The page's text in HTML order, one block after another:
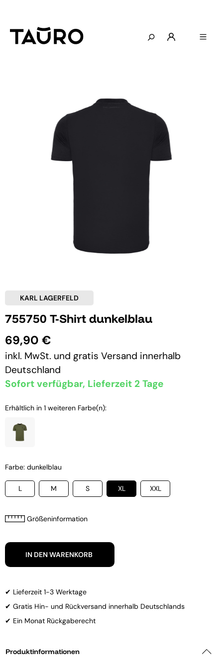
KARL LAGERFELD
755750 T-Shirt dunkelblau
69,90 €
inkl. MwSt. und gratis Versand innerhalb
Deutschland
Sofort verfügbar, Lieferzeit 2 Tage
Erhältlich in 1 weiteren Farbe(n):
Farbe: dunkelblau
L M S XL XXL
Größeninformation
IN DEN WARENKORB
✔ Lieferzeit 1-3 Werktage
✔ Gratis Hin- und Rückversand innerhalb Deutschlands
✔ Ein Monat Rückgaberecht
Produktinformationen